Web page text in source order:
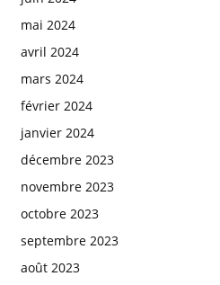
mai 2024
avril 2024
mars 2024
février 2024
janvier 2024
décembre 2023
novembre 2023
octobre 2023
septembre 2023
août 2023